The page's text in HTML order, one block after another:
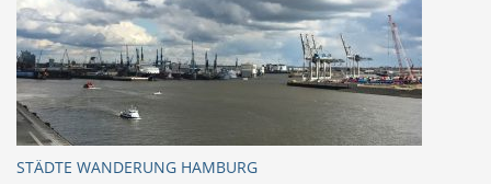
STÄDTE WANDERUNG HAMBURG